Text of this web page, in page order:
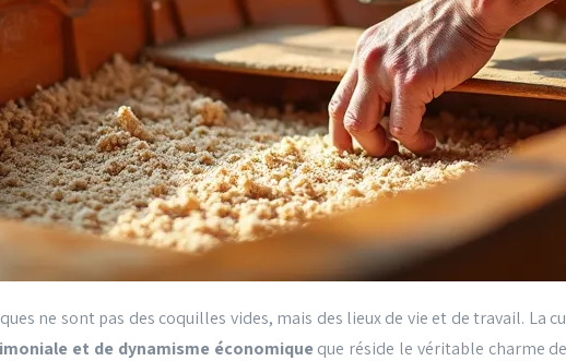
ne sont pas des coquilles vides, mais des lieux de vie et de travail. La
et de dynamisme économiqueque réside le véritable charme